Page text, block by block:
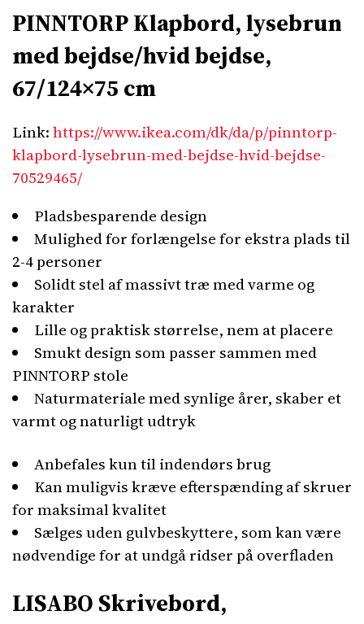
PINNTORP Klapbord, lysebrun
med bejdse/hvid bejdse,
67/124×75 cm
Link:https://www.ikea.com/dk/da/p/pinntorp-
klapbord-lysebrun-med-bejdse-hvid-bejdse-
70529465/
Pladsbesparende design
Mulighed for forlængelse for ekstra plads til
2-4 personer
Solidt stel af massivt træ med varme og
karakter
Lille og praktisk størrelse, nem at placere
Smukt design som passer sammen med
PINNTORP stole
Naturmateriale med synlige årer, skaber et
varmt og naturligt udtryk
Anbefales kun til indendørs brug
Kan muligvis kræve efterspænding af skruer
for maksimal kvalitet
Sælges uden gulvbeskyttere, som kan være
nødvendige for at undgå ridser på overfladen
LISABO Skrivebord,